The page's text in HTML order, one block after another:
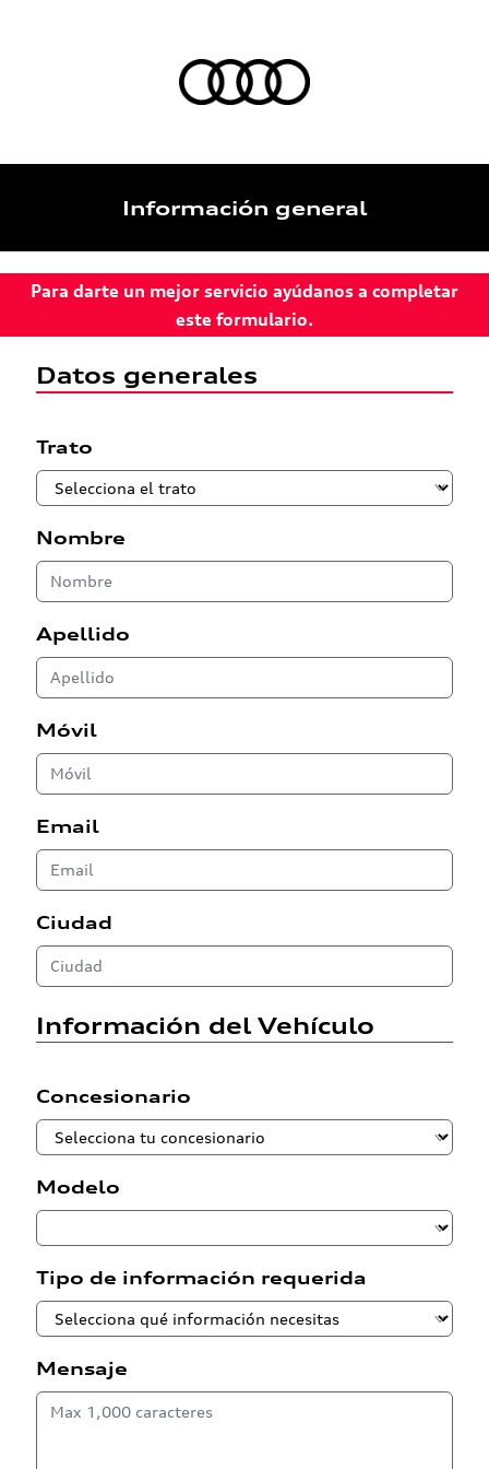
Información general
Para darte un mejor servicio ayúdanos a completar
este formulario.
Datos generales
Trato
Nombre
Apellido
Móvil
Email
Ciudad
Información del Vehículo
Concesionario
Modelo
Tipo de información requerida
Mensaje